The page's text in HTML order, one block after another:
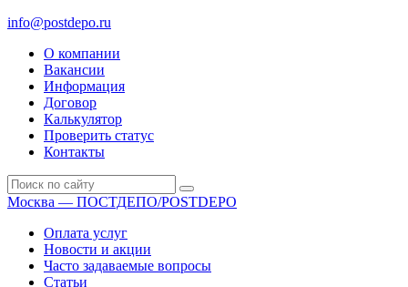
info@postdepo.ru
О компании
Вакансии
Информация
Договор
Калькулятор
Проверить статус
Контакты
Москва — ПОСТДЕПО/POSTDEPO
Оплата услуг
Новости и акции
Часто задаваемые вопросы
Статьи